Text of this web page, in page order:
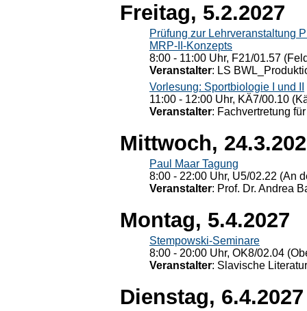
Freitag, 5.2.2027
Prüfung zur Lehrveranstaltung
MRP-II-Konzepts
8:00 - 11:00 Uhr, F21/01.57
Veranstalter: LS
Vorlesung: Sportbiologie I und II
11:00 - 12:00 Uhr, KÄ7/00.10
Veranstalter: Fachvertretung
Mittwoch,
Paul Maar Tagung
8:00 - 22:00 Uhr, U5/02.22 (An
Veranstalter: Prof. Dr. Andrea
Montag, 5.4.2027
Stempowski-Seminare
8:00 - 20:00 Uhr, OK8/02.04
Veranstalter: Slavische
Dienstag, 6.4.2027